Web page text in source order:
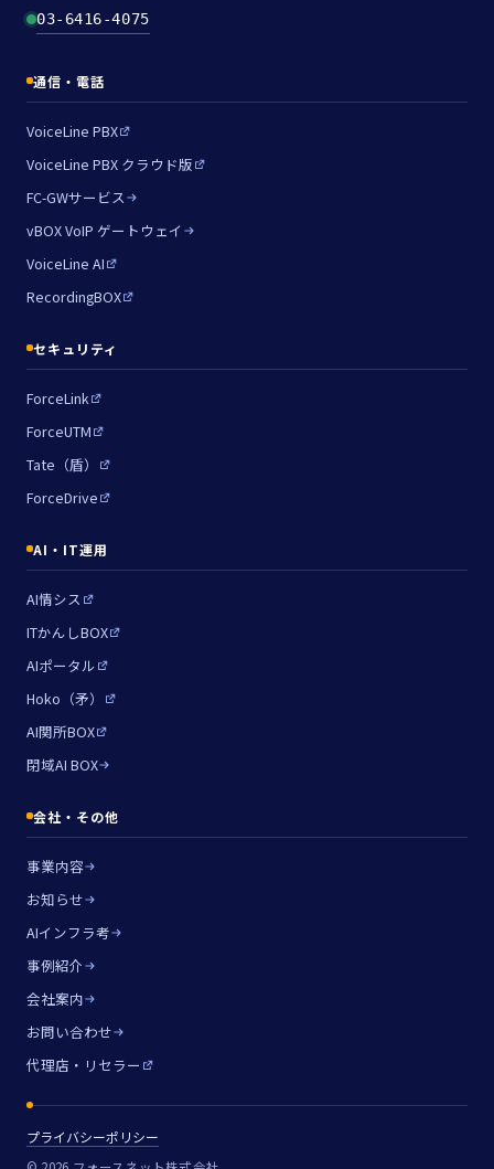
03-6416-4075
通信・電話
VoiceLine PBX
VoiceLine PBX クラウド版
FC-GWサービス
vBOX VoIP ゲートウェイ
VoiceLine AI
RecordingBOX
セキュリティ
ForceLink
ForceUTM
Tate（盾）
ForceDrive
AI・IT運用
AI情シス
ITかんしBOX
AIポータル
Hoko（矛）
AI関所BOX
閉域AI BOX
会社・その他
事業内容
お知らせ
AIインフラ考
事例紹介
会社案内
お問い合わせ
代理店・リセラー
プライバシーポリシー